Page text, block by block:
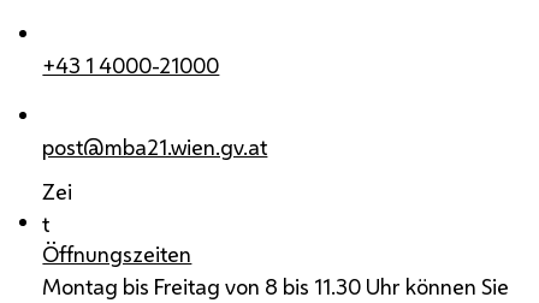
+43 1 4000-21000
post@mba21.wien.gv.at
Zei
t
Öffnungszeiten
Montag bis Freitag von 8 bis 11.30 Uhr können Sie